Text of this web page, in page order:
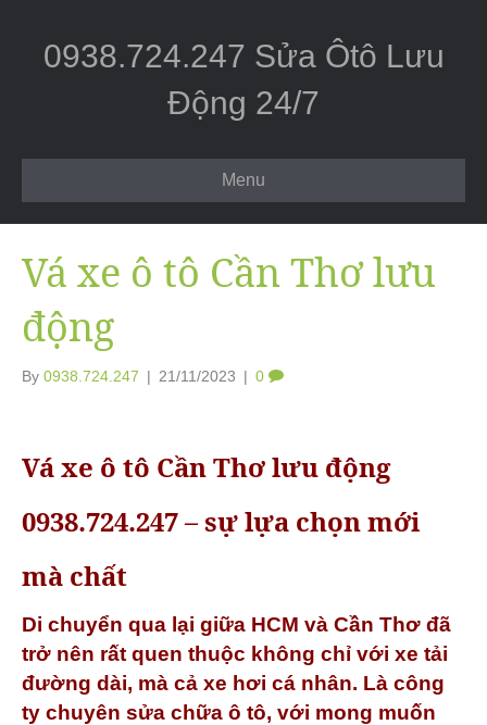
0938.724.247 Sửa Ôtô Lưu
Động 24/7
Menu
Vá xe ô tô Cần Thơ lưu
động
By 0938.724.247 | 21/11/2023 | 0
Vá xe ô tô Cần Thơ lưu động
0938.724.247 – sự lựa chọn mới
mà chất
Di chuyển qua lại giữa HCM và Cần Thơ đã
trở nên rất quen thuộc không chỉ với xe tải
đường dài, mà cả xe hơi cá nhân. Là công
ty chuyên sửa chữa ô tô, với mong muốn